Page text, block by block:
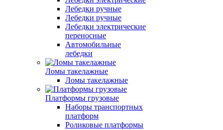
Лебедки ручные
Лебедки ручные
Лебедки электрические
переносные
Автомобильные
лебедки
Ломы такелажные
Ломы такелажные
Платформы грузовые
Наборы транспортных
платформ
Роликовые платформы